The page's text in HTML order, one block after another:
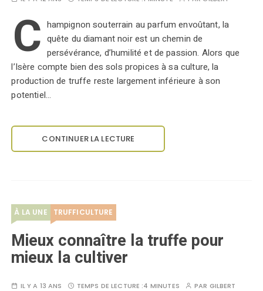
C hampignon souterrain au parfum envoûtant, la
quête du diamant noir est un chemin de
persévérance, d’humilité et de passion. Alors que
l’Isère compte bien des sols propices à sa culture, la
production de truffe reste largement inférieure à son
potentiel…
CONTINUER LA LECTURE
À LA UNE TRUFFICULTURE
Mieux connaître la truffe pour
mieux la cultiver
IL Y A 13 ANS TEMPS DE LECTURE :4 MINUTES PAR GILBERT